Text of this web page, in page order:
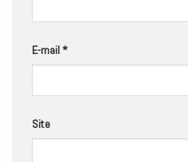
E-mail*
Site